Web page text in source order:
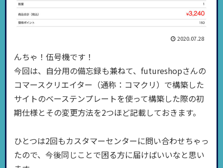
2020.07.28
んちゃ！伍号機です！
今回は、自分用の備忘録も兼ねて、futureshopさんの
コマースクリエイター（通称：コマクリ）で構築した
サイトのベーステンプレートを使って構築した際の初
期仕様とその変更方法を2つほど記載しておきます。
ひとつは2回もカスタマーセンターに問い合わせちゃっ
たので、今後同じことで困る方に届けばいいなと思い